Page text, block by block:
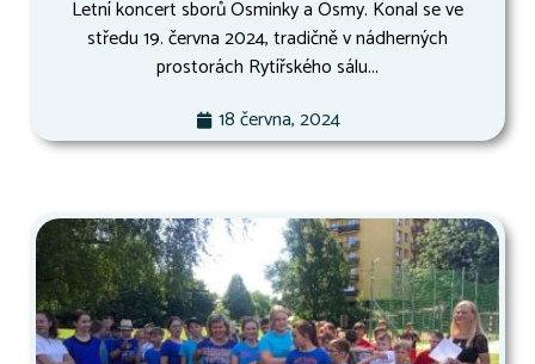
Letní koncert sborů Osminky a Osmy. Konal se ve
středu 19. června 2024, tradičně v nádherných
prostorách Rytířského sálu...
18 června, 2024